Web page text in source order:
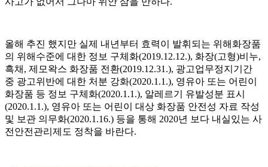
올해 추진 했지만 실제 내년부터 효력이 발휘되는 위해화장품
의 위해수준에 대한 정보 구체화(2019.12.12.), 화장(고형)비누,
흑채, 제모왁스 화장품 전환(2019.12.31.), 광고업무정지기간
중 광고위반에 대한 처분 강화(2020.1.1.), 영유아 또는 어린이
화장품 등 정보 구체화(2020.1.1.), 알레르기 유발성분 표시
(2020.1.1.), 영유아 또는 어린이 대상 화장품 안전성 자료 작성
및 보관 의무화(2020.1.16.) 등을 통해 2020년 보다 내실있는 사
전안전관리제도 정착을 바란다.